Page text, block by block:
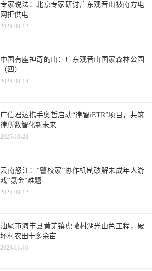
专家说法：北京专家研讨广东观音山被南方电
网拒供电
2024-09-12
中国有座神奇的山：广东观音山国家森林公园
（四）
2024-09-14
广信君达携手奥哲启动“律智iETR”项目，共筑
律所数智化新未来
2025-10-28
云南怒江：“警校家”协作机制破解未成年人游
戏“氪金”难题
2025-09-12
汕尾市海丰县黄羌镇虎噉村湖光山色工程，破
坏村农田十多余亩
2023-11-10